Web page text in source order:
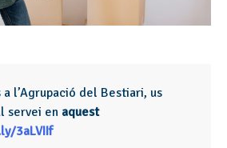
l’Agrupació del Bestiari, us
servei en aquest
3aLVIIf